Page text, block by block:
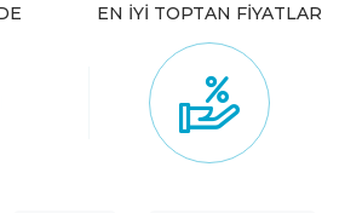
EN İYİ TOPTAN FİYATLAR